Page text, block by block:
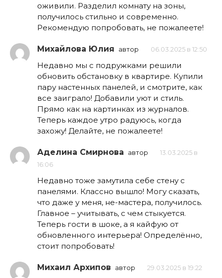
оживили. Разделил комнату на зоны,
получилось стильно и современно.
Рекомендую попробовать, не пожалеете!
Михайлова Юлия автор 06.03.2025 в 12:50
Недавно мы с подружками решили
обновить обстановку в квартире. Купили
пару настенных панелей, и смотрите, как
все заиграло! Добавили уют и стиль.
Прямо как на картинках из журналов.
Теперь каждое утро радуюсь, когда
захожу! Делайте, не пожалеете!
Аделина Смирнова автор
13.03.2025 в
16:06
Недавно тоже замутила себе стену с
панелями. Классно вышло! Могу сказать,
что даже у меня, не-мастера, получилось.
Главное – учитывать, с чем стыкуется.
Теперь гости в шоке, а я кайфую от
обновленного интерьера! Определённо,
стоит попробовать!
Михаил Архипов автор 29.03.2025 в 19:22